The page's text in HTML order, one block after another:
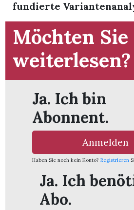
fundierte
Möchten Sie
weiterlesen?
Ja. Ich bin
Abonnent.
Anmelden
Haben Sie noch kein Konto? Registrieren
Ja. Ich
Abo.